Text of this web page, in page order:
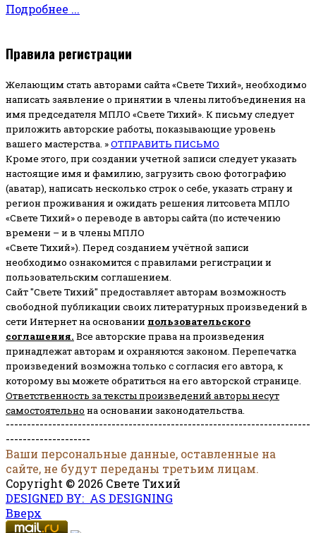
Подробнее ...
Правила регистрации
Желающим стать авторами сайта «Свете Тихий», необходимо
написать заявление о принятии в члены литобъединения на
имя председателя МПЛО «Свете Тихий». К письму следует
приложить авторские работы, показывающие уровень
вашего мастерства. »ОТПРАВИТЬ ПИСЬМО
Кроме этого, при создании учетной записи следует указать
настоящие имя и фамилию, загрузить свою фотографию
(аватар), написать несколько строк о себе, указать страну и
регион проживания и ожидать решения литсовета МПЛО
«Свете Тихий» о переводе в авторы сайта (по истечению
времени – и в члены МПЛО
«Свете Тихий»). Перед созданием учётной записи
необходимо ознакомится с правилами регистрации и
пользовательским соглашением.
Сайт "Свете Тихий" предоставляет авторам возможность
свободной публикации своих литературных произведений в
сети Интернет на основании пользовательского
соглашения. Все авторские права на произведения
принадлежат авторам и охраняются законом. Перепечатка
произведений возможна только с согласия его автора, к
которому вы можете обратиться на его авторской странице.
Ответственность за тексты произведений авторы несут
самостоятельно на основании законодательства.
------------------------------------------------------------------------
--------------------
Ваши персональные данные, оставленные на
сайте, не будут переданы третьим лицам.
Copyright © 2026 Свете Тихий
DESIGNED BY: AS DESIGNING
Вверх